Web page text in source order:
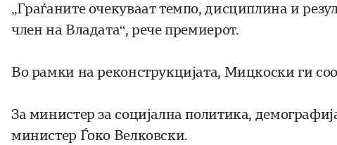
„Граѓаните очекуваат темпо, дисциплина и
член на Владата“, рече премиерот.
Во рамки на реконструкцијата, Мицкоски ги
За министер за социјална политика,
министер Ѓоко Велковски.